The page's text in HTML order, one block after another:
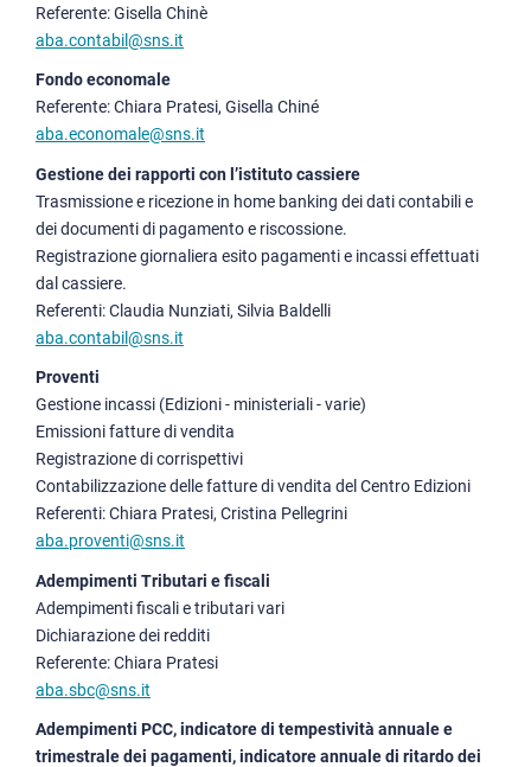
Referente: Gisella Chinè
aba.contabil@sns.it
Fondo economale
Referente: Chiara Pratesi, Gisella Chiné
aba.economale@sns.it
Gestione dei rapporti con l’istituto cassiere
Trasmissione e ricezione in home banking dei dati contabili e
dei documenti di pagamento e riscossione.
Registrazione giornaliera esito pagamenti e incassi effettuati
dal cassiere.
Referenti: Claudia Nunziati, Silvia Baldelli
aba.contabil@sns.it
Proventi
Gestione incassi (Edizioni - ministeriali - varie)
Emissioni fatture di vendita
Registrazione di corrispettivi
Contabilizzazione delle fatture di vendita del Centro Edizioni
Referenti: Chiara Pratesi, Cristina Pellegrini
aba.proventi@sns.it
Adempimenti Tributari e fiscali
Adempimenti fiscali e tributari vari
Dichiarazione dei redditi
Referente: Chiara Pratesi
aba.sbc@sns.it
Adempimenti PCC, indicatore di tempestività annuale e
trimestrale dei pagamenti, indicatore annuale di ritardo dei